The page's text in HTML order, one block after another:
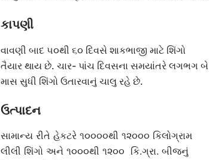
કાપણી
વાવણી બાદ ૫૦થી ૬૦ દિવસે શાકભાજી માટે શિંગો
તૈયાર થાય છે. ચાર- પાંચ દિવસના સમયાંતરે લગભગ બે
માસ સુધી શિંગો ઉતારવાનું ચાલુ રહે છે.
ઉત્પાદન
સામાન્ય રીતે હેકટરે ૧૦૦૦૦થી ૧૨૦૦૦ કિલોગ્રામ
લીલી શિંગો અને ૧૦૦૦થી ૧૨૦૦ કિ.ગ્રા. બીજનું